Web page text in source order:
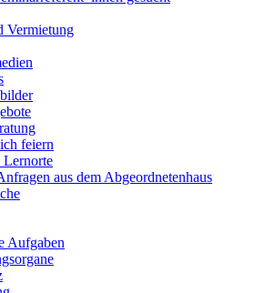
Vermietung
feiern
Lernorte
aus dem Abgeordnetenhaus
Aufgaben